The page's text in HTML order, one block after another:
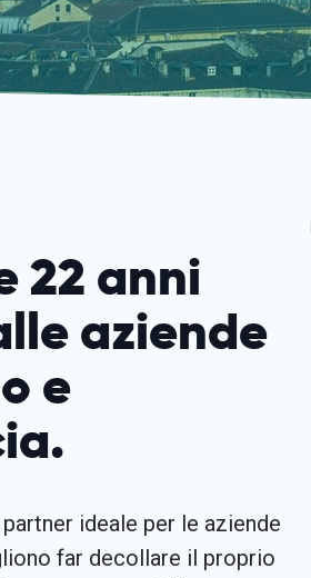
22 anni
aziende
e
ideale per le aziende
far decollare il proprio